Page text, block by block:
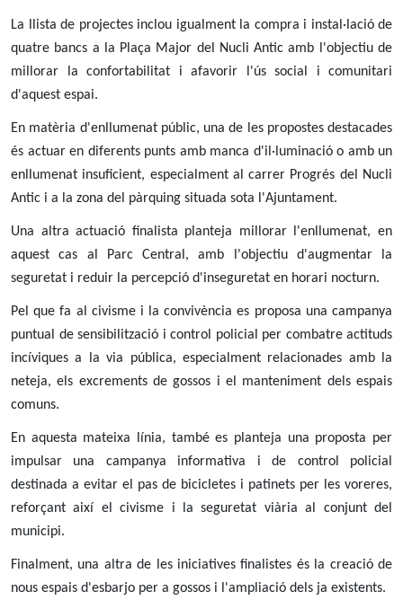
La llista de projectes inclou igualment la compra i instal·lació de
quatre bancs a la Plaça Major del Nucli Antic amb l'objectiu de
millorar la confortabilitat i afavorir l'ús social i comunitari
d'aquest espai.
En matèria d'enllumenat públic, una de les propostes destacades
és actuar en diferents punts amb manca d'il·luminació o amb un
enllumenat insuficient, especialment al carrer Progrés del Nucli
Antic i a la zona del pàrquing situada sota l'Ajuntament.
Una altra actuació finalista planteja millorar l'enllumenat, en
aquest cas al Parc Central, amb l'objectiu d'augmentar la
seguretat i reduir la percepció d'inseguretat en horari nocturn.
Pel que fa al civisme i la convivència es proposa una campanya
puntual de sensibilització i control policial per combatre actituds
incíviques a la via pública, especialment relacionades amb la
neteja, els excrements de gossos i el manteniment dels espais
comuns.
En aquesta mateixa línia, també es planteja una proposta per
impulsar una campanya informativa i de control policial
destinada a evitar el pas de bicicletes i patinets per les voreres,
reforçant així el civisme i la seguretat viària al conjunt del
municipi.
Finalment, una altra de les iniciatives finalistes és la creació de
nous espais d'esbarjo per a gossos i l'ampliació dels ja existents.